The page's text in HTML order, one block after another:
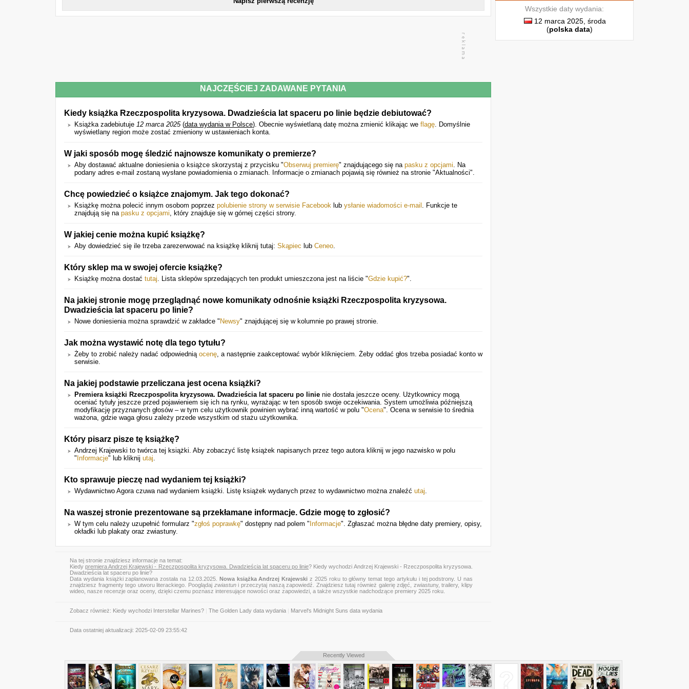
Krajewski pokazuje, że II RP była krajem toczącym się od kryzysu do kryzysu:
hiperinflacja, kryzys gospodarczy, zamach stanu, krwawe spory wewnętrzne.
NAJCZĘŚCIEJ ZADAWANE PYTANIA
Kiedy książka Rzeczpospolita kryzysowa. Dwadzieścia lat spaceru po linie będzie debiutować?
Książka zadebiutuje 12 marca 2025(data wydania w Polsce). Obecnie wyświetlaną datę można zmienić klikając we flagę. Domyślnie
wyświetlany region może zostać zmieniony w ustawieniach konta.
W jaki sposób mogę śledzić najnowsze komunikaty o premierze?
Aby dostawać aktualne doniesienia o książce skorzystaj z przycisku "Obserwuj premierę" znajdującego się na pasku z opcjami. Na
podany adres e-mail zostaną wysłane powiadomienia o zmianach. Informacje o zmianach pojawią się również na stronie "Aktualności".
Chcę powiedzieć o książce znajomym. Jak tego dokonać?
Książkę można polecić innym osobom poprzez polubienie strony w serwisie Facebook lub ysłanie wiadomości e-mail . Funkcje te
znajdują się na pasku z opcjami, który znajduje się w górnej części strony.
W jakiej cenie można kupić książkę?
Aby dowiedzieć się ile trzeba zarezerwować na książkę kliknij tutaj: Skąpiec lub Ceneo.
Który sklep ma w swojej ofercie książkę?
Książkę można dostać tutaj. Lista sklepów sprzedających ten produkt umieszczona jest na liście "Gdzie kupić?".
Na jakiej stronie mogę przeglądnąć nowe komunikaty odnośnie książki Rzeczpospolita kryzysowa.
Dwadzieścia lat spaceru po linie?
Nowe doniesienia można sprawdzić w zakładce " Newsy" znajdującej się w kolumnie po prawej stronie.
Jak można wystawić notę dla tego tytułu?
Żeby to zrobić należy nadać odpowiednią ocenę, a następnie zaakceptować wybór kliknięciem. Żeby oddać głos trzeba posiadać konto w
serwisie.
Na jakiej podstawie przeliczana jest ocena książki?
Premiera książki Rzeczpospolita kryzysowa. Dwadzieścia lat spaceru po linie nie dostała jeszcze oceny. Użytkownicy mogą
oceniać tytuły jeszcze przed pojawieniem się ich na rynku, wyrażając w ten sposób swoje oczekiwania. System umożliwia późniejszą
modyfikację przyznanych głosów – w tym celu użytkownik powinien wybrać inną wartość w polu "Ocena". Ocena w serwisie to średnia
ważona, gdzie waga głosu zależy przede wszystkim od stażu użytkownika.
Który pisarz pisze tę książkę?
Andrzej Krajewski to twórca tej książki. Aby zobaczyć listę książek napisanych przez tego autora kliknij w jego nazwisko w polu
" Informacje" lub kliknij utaj.
Kto sprawuje pieczę nad wydaniem tej książki?
Wydawnictwo Agora czuwa nad wydaniem książki. Listę książek wydanych przez to wydawnictwo można znaleźć utaj.
Na waszej stronie prezentowane są przekłamane informacje. Gdzie mogę to zgłosić?
W tym celu należy uzupełnić formularz "zgłoś poprawkę" dostępny nad polem " Informacje". Zgłaszać można błędne daty premiery, opisy,
okładki lub plakaty oraz zwiastuny.
Na tej stronie znajdziesz informacje na temat:
Kiedypremiera Andrzej Krajewski - Rzeczpospolita kryzysowa. Dwadzieścia lat spaceru po linie? Kiedy wychodzi Andrzej Krajewski - Rzeczpospolita kryzysowa.
Dwadzieścia lat spaceru po linie?
Data wydania książki zaplanowana została na 12.03.2025. Nowa książka Andrzej Krajewski z 2025 roku to główny temat tego artykułu i tej podstrony. U nas
znajdziesz fragmenty tego utworu literackiego. Pooglądaj zwiastuni przeczytaj naszą zapowiedź. Znajdziesz tutaj również galerię zdjęć, zwiastuny, trailery, klipy
wideo, nasze recenzje oraz oceny, dzięki czemu poznasz interesujące nowości oraz zapowiedzi, a także wszystkie nadchodzące premiery 2025 roku.
Zobacz również: Kiedy wychodzi Interstellar Marines? The Golden Lady data wydania Marvel's Midnight Suns data wydania
Data ostatniej aktualizacji: 2025-02-09 23:55:42
Wszystkie daty wydania:
12 marca 2025, środa
(polska data)
Recently Viewed